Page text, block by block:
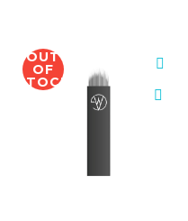
OUT
OF
STOCK